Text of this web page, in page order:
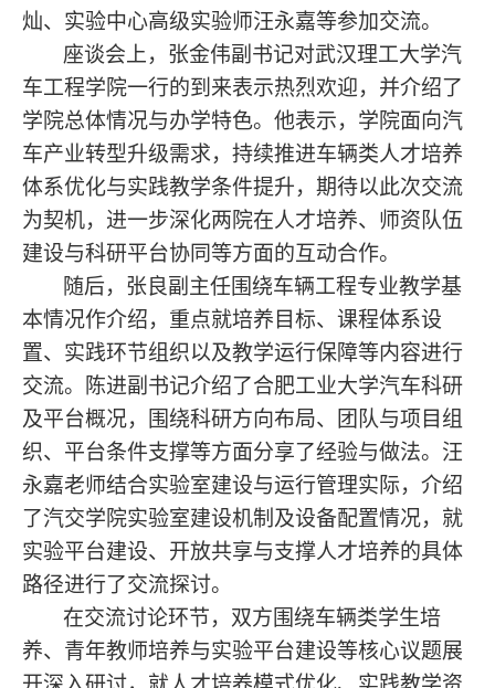
灿、实验中心高级实验师汪永嘉等参加交流。
座谈会上，张金伟副书记对武汉理工大学汽
车工程学院一行的到来表示热烈欢迎，并介绍了
学院总体情况与办学特色。他表示，学院面向汽
车产业转型升级需求，持续推进车辆类人才培养
体系优化与实践教学条件提升，期待以此次交流
为契机，进一步深化两院在人才培养、师资队伍
建设与科研平台协同等方面的互动合作。
随后，张良副主任围绕车辆工程专业教学基
本情况作介绍，重点就培养目标、课程体系设
置、实践环节组织以及教学运行保障等内容进行
交流。陈进副书记介绍了合肥工业大学汽车科研
及平台概况，围绕科研方向布局、团队与项目组
织、平台条件支撑等方面分享了经验与做法。汪
永嘉老师结合实验室建设与运行管理实际，介绍
了汽交学院实验室建设机制及设备配置情况，就
实验平台建设、开放共享与支撑人才培养的具体
路径进行了交流探讨。
在交流讨论环节，双方围绕车辆类学生培
养、青年教师培养与实验平台建设等核心议题展